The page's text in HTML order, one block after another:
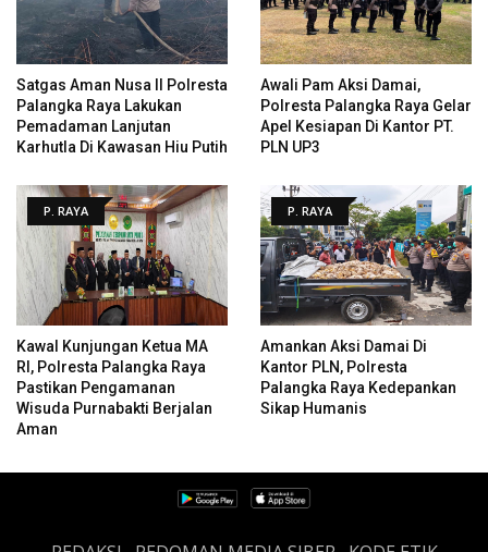
Satgas Aman Nusa II Polresta
Palangka Raya Lakukan
Pemadaman Lanjutan
Karhutla Di Kawasan Hiu Putih
Awali Pam Aksi Damai,
Polresta Palangka Raya Gelar
Apel Kesiapan Di Kantor PT.
PLN UP3
P. RAYA
Kawal Kunjungan Ketua MA
RI, Polresta Palangka Raya
Pastikan Pengamanan
Wisuda Purnabakti Berjalan
Aman
P. RAYA
Amankan Aksi Damai Di
Kantor PLN, Polresta
Palangka Raya Kedepankan
Sikap Humanis